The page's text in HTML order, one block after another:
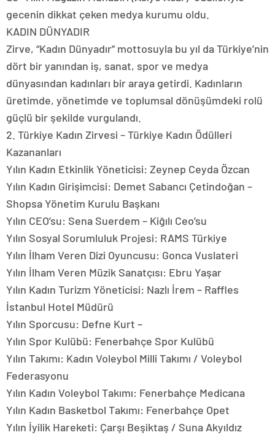
gecenin dikkat çeken medya kurumu oldu.
KADIN DÜNYADIR
Zirve, “Kadın Dünyadır” mottosuyla bu yıl da Türkiye’nin
dört bir yanından iş, sanat, spor ve medya
dünyasından kadınları bir araya getirdi. Kadınların
üretimde, yönetimde ve toplumsal dönüşümdeki rolü
güçlü bir şekilde vurgulandı.
2. Türkiye Kadın Zirvesi – Türkiye Kadın Ödülleri
Kazananları
Yılın Kadın Etkinlik Yöneticisi: Zeynep Ceyda Özcan
Yılın Kadın Girişimcisi: Demet Sabancı Çetindoğan –
Shopsa Yönetim Kurulu Başkanı
Yılın CEO’su: Sena Suerdem – Kiğılı Ceo’su
Yılın Sosyal Sorumluluk Projesi: RAMS Türkiye
Yılın İlham Veren Dizi Oyuncusu: Gonca Vuslateri
Yılın İlham Veren Müzik Sanatçısı: Ebru Yaşar
Yılın Kadın Turizm Yöneticisi: Nazlı İrem – Raffles
İstanbul Hotel Müdürü
Yılın Sporcusu: Defne Kurt –
Yılın Spor Kulübü: Fenerbahçe Spor Kulübü
Yılın Takımı: Kadın Voleybol Milli Takımı / Voleybol
Federasyonu
Yılın Kadın Voleybol Takımı: Fenerbahçe Medicana
Yılın Kadın Basketbol Takımı: Fenerbahçe Opet
Yılın İyilik Hareketi: Çarşı Beşiktaş / Suna Akyıldız